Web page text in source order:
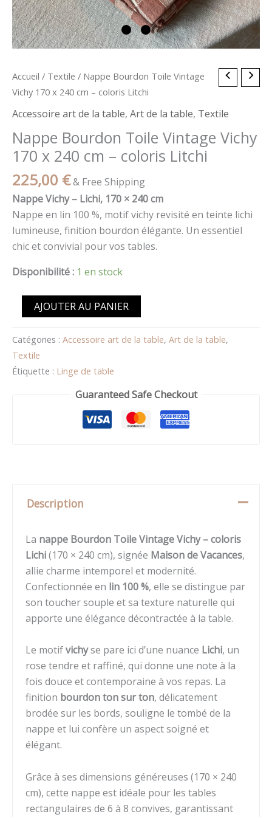
Accueil / Textile / Nappe Bourdon Toile Vintage
Vichy 170 x 240 cm – coloris Litchi
Accessoire art de la table, Art de la table, Textile
Nappe Bourdon Toile Vintage Vichy
170 x 240 cm – coloris Litchi
225,00 €& Free Shipping
Nappe Vichy – Lichi, 170 × 240 cm
Nappe en lin 100 %, motif vichy revisité en teinte lichi
lumineuse, finition bourdon élégante. Un essentiel
chic et convivial pour vos tables.
Disponibilité : 1 en stock
quantité
de
Nappe
Toile
Vintage
170
x
240
cm
-
coloris
Litchi
AJOUTER AU PANIER
Catégories : Accessoire art de la table, Art de la table,
Textile
Étiquette : Linge de table
Guaranteed Safe Checkout
Description
La nappe Bourdon Toile Vintage Vichy – coloris
Lichi(170 × 240 cm), signée Maison de Vacances,
allie charme intemporel et modernité.
Confectionnée en lin 100 %, elle se distingue par
son toucher souple et sa texture naturelle qui
apporte une élégance décontractée à la table.
Le motifvichyse pare ici d’une nuance Lichi, un
rose tendre et raffiné, qui donne une note à la
fois douce et contemporaine à vos repas. La
finition bourdon ton sur ton, délicatement
brodée sur les bords, souligne le tombé de la
nappe et lui confère un aspect soigné et
élégant.
Grâce à ses dimensions généreuses (170 × 240
cm), cette nappe est idéale pour les tables
rectangulaires de 6 à 8 convives, garantissant